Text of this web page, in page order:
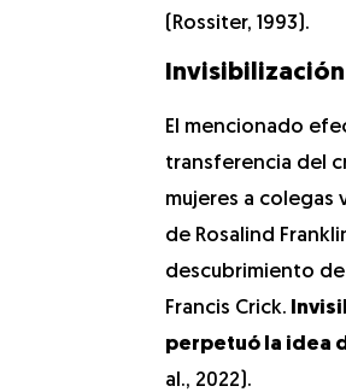
(Rossiter, 1993).
El mencionado
transferencia del
mujeres a colegas
de Rosalind
descubrimiento de
Francis Crick.
perpetuó la idea
al., 2022).